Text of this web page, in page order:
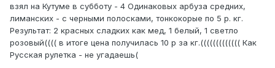
взял на Кутуме в субботу - 4 Одинаковых арбуза средних,
лиманских - с черными полосками, тонкокорые по 5 р. кг.
Результат: 2 красных сладких как мед, 1 белый, 1 светло
розовый(((( в итоге цена получилась 10 р за кг.((((((((((((( Как
Русская рулетка - не угадаешь(